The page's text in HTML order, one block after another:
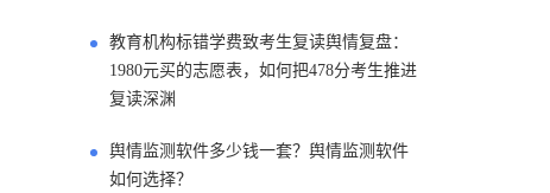
教育机构标错学费致考生复读舆情复盘：
1980元买的志愿表，如何把478分考生推进
复读深渊
舆情监测软件多少钱一套？舆情监测软件
如何选择？